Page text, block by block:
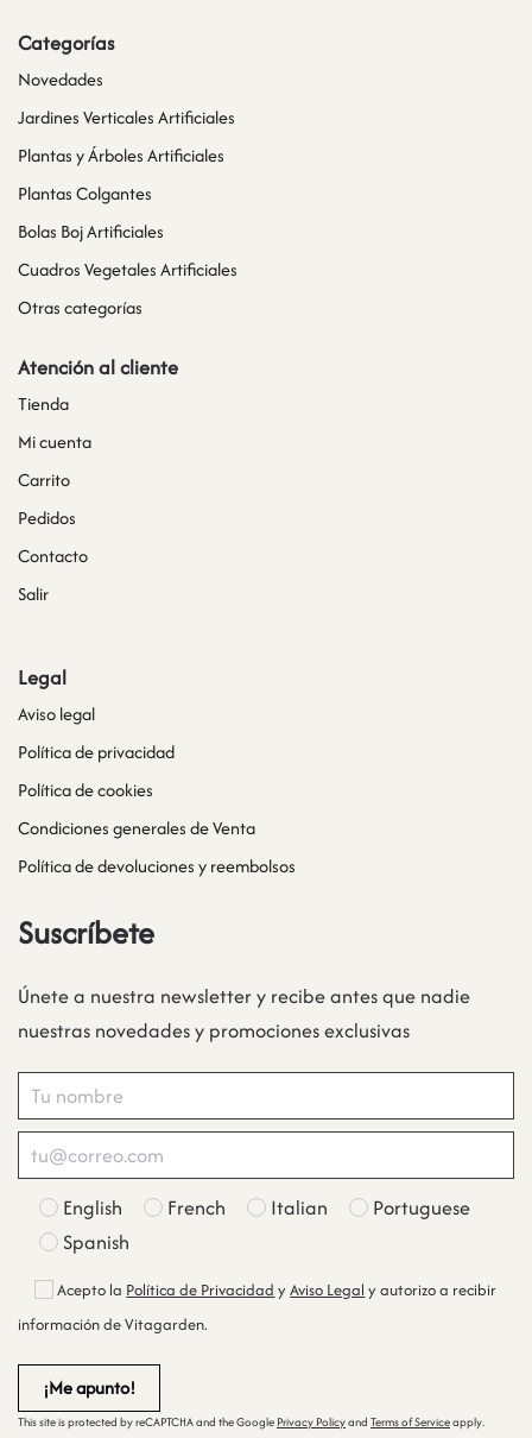
Categorías
Novedades
Jardines Verticales Artificiales
Plantas y Árboles Artificiales
Plantas Colgantes
Bolas Boj Artificiales
Cuadros Vegetales Artificiales
Otras categorías
Atención al cliente
Tienda
Mi cuenta
Carrito
Pedidos
Contacto
Salir
Legal
Aviso legal
Política de privacidad
Política de cookies
Condiciones generales de Venta
Política de devoluciones y reembolsos
Suscríbete
Únete a nuestra newsletter y recibe antes que nadie
nuestras novedades y promociones exclusivas
English French Italian
Portuguese
Spanish
Acepto la Política de Privacidad yAviso Legal y autorizo a recibir
información de Vitagarden.
This site is protected by reCAPTCHA and the Google Privacy Policyand Terms of Serviceapply.